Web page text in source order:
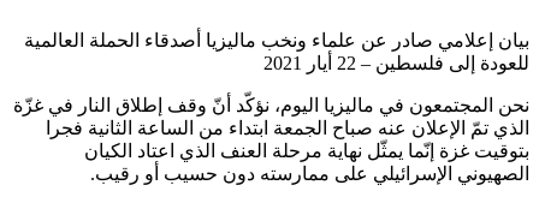
بيان إعلامي صادر عن علماء ونخب ماليزيا أصدقاء الحملة العالمية
للعودة إلى فلسطين – 22 أيار 2021
نحن المجتمعون في ماليزيا اليوم، نؤكّد أنّ وقف إطلاق النار في غزّة
الذي تمّ الإعلان عنه صباح الجمعة ابتداء من الساعة الثانية فجرا
بتوقيت غزة إنّما يمثّل نهاية مرحلة العنف الذي اعتاد الكيان
الصهيوني الإسرائيلي على ممارسته دون حسيب أو رقيب.